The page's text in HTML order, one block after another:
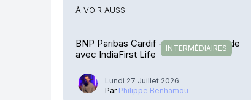
À VOIR AUSSI
INTERMÉDIAIRES
BNP Paribas Cardif – De retour en Inde
avec IndiaFirst Life
Lundi 27 Juillet 2026
Par Philippe Benhamou